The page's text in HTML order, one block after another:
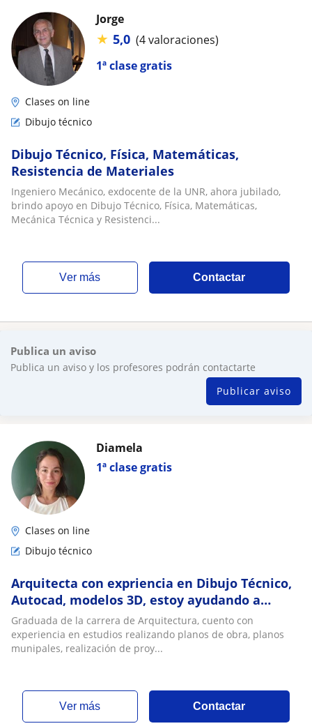
1ª clase gratis
Jorge
★ 5,0 (4 valoraciones)
Clases on line
Dibujo técnico
Dibujo Técnico, Física, Matemáticas,
Resistencia de Materiales
Ingeniero Mecánico, exdocente de la UNR, ahora jubilado,
brindo apoyo en Dibujo Técnico, Física, Matemáticas,
Mecánica Técnica y Resistenci...
ver más Contactar
Publica un aviso
Publica un aviso y los profesores podrán contactarte
Publicar aviso
1ª clase gratis
Diamela
Clases on line
Dibujo técnico
Arquitecta con expriencia en Dibujo Técnico,
Autocad, modelos 3D, estoy ayudando a
estudiantes de Arquitectura
Graduada de la carrera de Arquitectura, cuento con
experiencia en estudios realizando planos de obra, planos
munipales, realización de proy...
ver más Contactar